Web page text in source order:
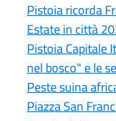
Pistoia ricorda
Estate in città
Pistoia Capitale
nel bosco" e le
Peste suina
Piazza San